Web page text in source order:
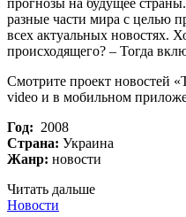
разные части мира с целью
всех актуальных новостях.
происходящего? – Тогда
Смотрите проект новостей
video и в мобильном
Год: 2008
Страна: Украина
Жанр: новости
Читать дальше
Новости